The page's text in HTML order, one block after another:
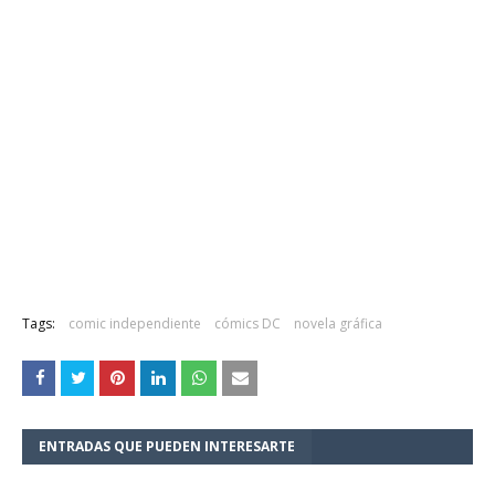
Tags: comic independiente cómics DC novela gráfica
ENTRADAS QUE PUEDEN INTERESARTE